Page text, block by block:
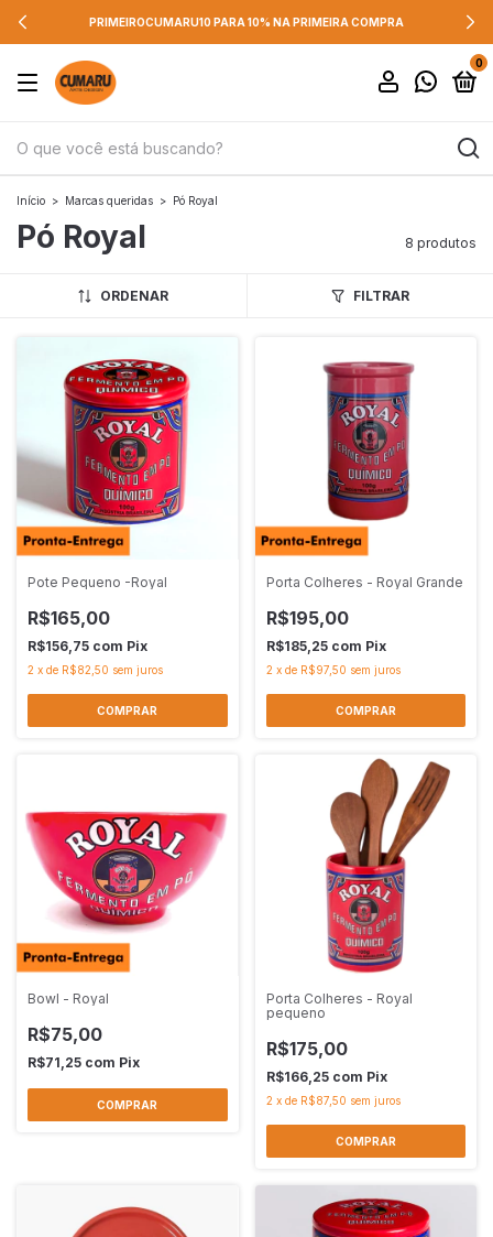
PRIMEIROCUMARU10 PARA 10% NA PRIMEIRA COMPRA
0
Início > Marcas queridas > Pó Royal
Pó Royal 8 produtos
ORDENAR FILTRAR
Pote Pequeno -Royal
R$165,00
R$156,75 com Pix
2 x de R$82,50 sem juros
Porta Colheres - Royal Grande
R$195,00
R$185,25 com Pix
2 x de R$97,50 sem juros
Bowl - Royal
R$75,00
R$71,25 com Pix
Porta Colheres - Royal
pequeno
R$175,00
R$166,25 com Pix
2 x de R$87,50 sem juros